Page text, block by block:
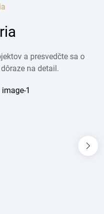
a presvedčte sa o
na detail.